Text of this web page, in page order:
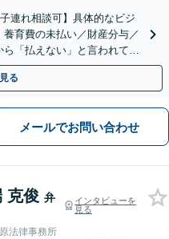
連れ相談可】具体的なビジ
育費の未払い／財産分与／
「払えない」と言われても
無料】
る
メールでお問い合わせ
克俊 弁
インタビューを
見る
法律事務所